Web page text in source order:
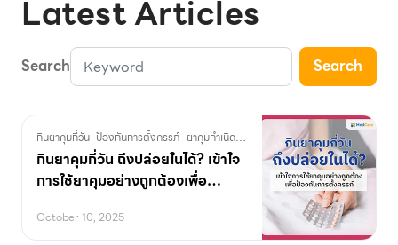
Latest Articles
Search Search
กินยาคุมกี่วัน ป้องกันการตั้งครรภ์ ยาคุมกำเนิด สุขภาพเพศหญิง ฮอร์โมนเพศหญิง
กินยาคุมกี่วัน ถึงปล่อยในได้? เข้าใจ
การใช้ยาคุมอย่างถูกต้องเพื่อ
October 10, 2025